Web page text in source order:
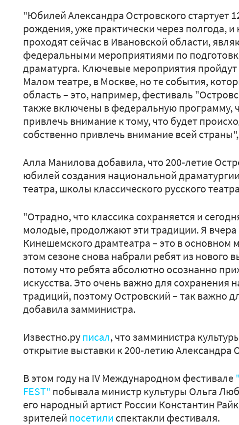
"Юбилей Александра Островского стартует
рождения, уже практически через полгода,
проходят сейчас в Ивановской области,
федеральными мероприятиями по
драматурга. Ключевые мероприятия
Малом театре, в Москве, но те события,
область – это, например, фестиваль
также включены в федеральную программу,
привлечь внимание к тому, что будет
собственно привлечь внимание всей
Алла Манилова добавила, что 200-летие
юбилей создания национальной
театра, школы классического русского
"Отрадно, что классика сохраняется и
молодые, продолжают эти традиции. Я вчера
Кинешемского драмтеатра – это в основном
этом сезоне снова набрали ребят из нового
потому что ребята абсолютно осознанно
искусства. Это очень важно для сохранения
традиций, поэтому Островский – так важно
добавила замминистра.
Известно.руписал, что замминистра
открытие выставки к 200-летию Александра
В этом году на IV Международном фестивале
FEST" побывала министр культуры Ольга
его народный артист России Константин
зрителей посетили спектакли фестиваля.